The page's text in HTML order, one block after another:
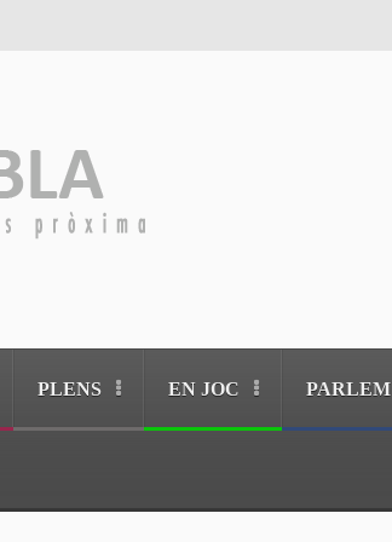
PLENS EN JOC PARLEM